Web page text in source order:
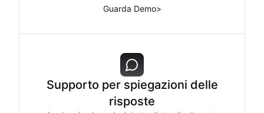
Guarda Demo>
Supporto per spiegazioni delle
risposte